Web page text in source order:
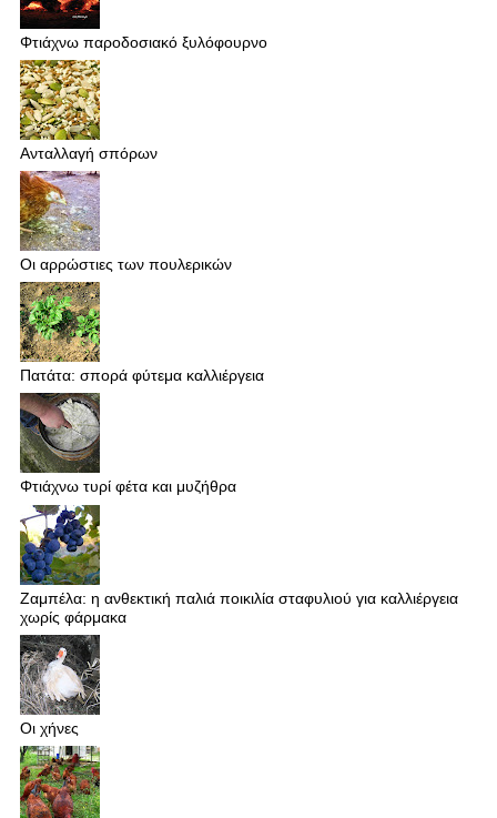
Φτιάχνω παροδοσιακό ξυλόφουρνο
Ανταλλαγή σπόρων
Οι αρρώστιες των πουλερικών
Πατάτα: σπορά φύτεμα καλλιέργεια
Φτιάχνω τυρί φέτα και μυζήθρα
Ζαμπέλα: η ανθεκτική παλιά ποικιλία σταφυλιού για καλλιέργεια
χωρίς φάρμακα
Οι χήνες